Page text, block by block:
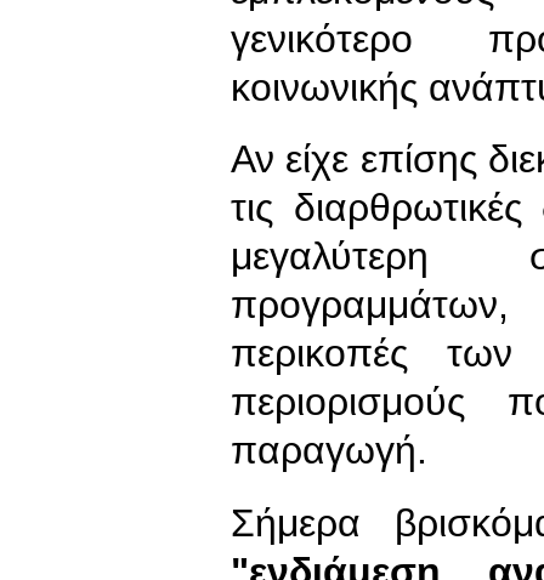
γενικότερο
κοινωνικής
Αν είχε επίσης
τις
μεγαλύτερη
περικοπές των
παραγωγή.
Σήμερα
"ενδιάμεση